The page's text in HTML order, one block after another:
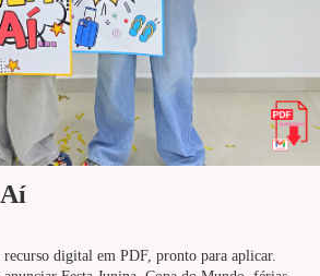
recurso digital em PDF, pronto para aplicar.